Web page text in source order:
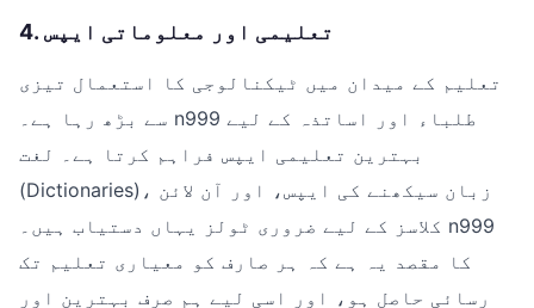
4. تعلیمی اور معلوماتی ایپس
تعلیم کے میدان میں ٹیکنالوجی کا استعمال تیزی
سے بڑھ رہا ہے۔ n999 طلباء اور اساتذہ کے لیے
بہترین تعلیمی ایپس فراہم کرتا ہے۔ لغت
(Dictionaries)، زبان سیکھنے کی ایپس، اور آن لائن
کلاسز کے لیے ضروری ٹولز یہاں دستیاب ہیں۔ n999
کا مقصد یہ ہے کہ ہر صارف کو معیاری تعلیم تک
رسائی حاصل ہو، اور اسی لیے ہم صرف بہترین اور